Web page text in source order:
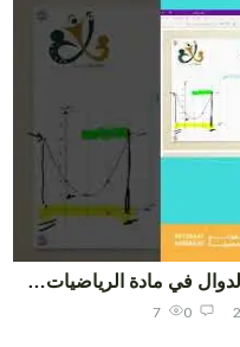
في مادة الرياضيات…
7